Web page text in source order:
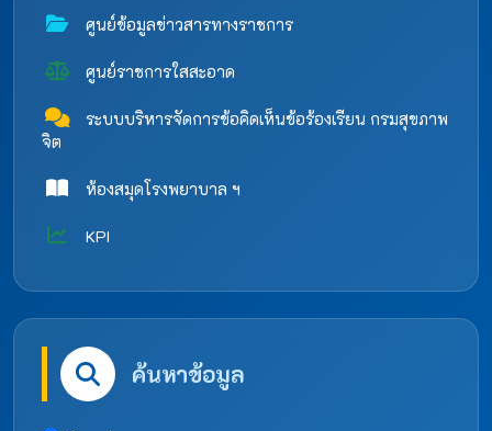
ศูนย์ข้อมูลข่าวสารทางราชการ
ศูนย์ราชการใสสะอาด
ระบบบริหารจัดการข้อคิดเห็นข้อร้องเรียน กรมสุขภาพ
จิต
ห้องสมุดโรงพยาบาล ฯ
KPI
ค้นหาข้อมูล